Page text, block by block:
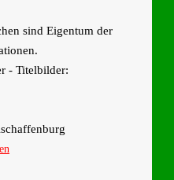
sind Eigentum der
- Titelbilder: